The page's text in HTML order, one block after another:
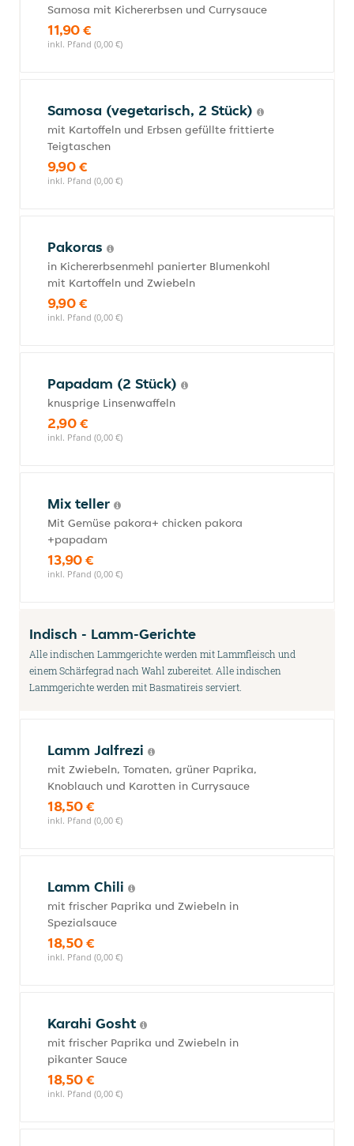
Samosa mit Kichererbsen und Currysauce
11,90 €
inkl. Pfand (0,00 €)
Samosa (vegetarisch, 2 Stück)
mit Kartoffeln und Erbsen gefüllte frittierte
Teigtaschen
9,90 €
inkl. Pfand (0,00 €)
Pakoras
in Kichererbsenmehl panierter Blumenkohl
mit Kartoffeln und Zwiebeln
9,90 €
inkl. Pfand (0,00 €)
Papadam (2 Stück)
knusprige Linsenwaffeln
2,90 €
inkl. Pfand (0,00 €)
Mix teller
Mit Gemüse pakora+ chicken pakora
+papadam
13,90 €
inkl. Pfand (0,00 €)
Indisch - Lamm-Gerichte
Alle indischen Lammgerichte werden mit Lammfleisch und
einem Schärfegrad nach Wahl zubereitet. Alle indischen
Lammgerichte werden mit Basmatireis serviert.
Lamm Jalfrezi
mit Zwiebeln, Tomaten, grüner Paprika,
Knoblauch und Karotten in Currysauce
18,50 €
inkl. Pfand (0,00 €)
Lamm Chili
mit frischer Paprika und Zwiebeln in
Spezialsauce
18,50 €
inkl. Pfand (0,00 €)
Karahi Gosht
mit frischer Paprika und Zwiebeln in
pikanter Sauce
18,50 €
inkl. Pfand (0,00 €)